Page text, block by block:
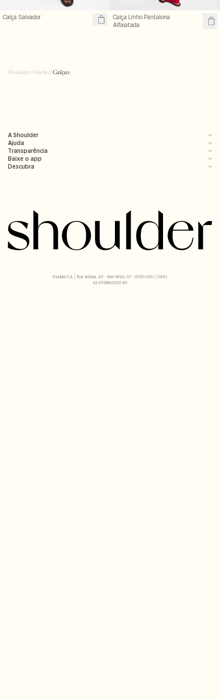
Calça Salvador
Calça Linho Pantalona
Alfaiatada
Shoulder/Outlet/Calças
A Shoulder
Ajuda
Transparência
Baixe o app
Descubra
Shoulder S.A. | Rua Anhaia, 411 - Bom Retiro, SP - 01130-000 | CNPJ:
43.470566/0001-90